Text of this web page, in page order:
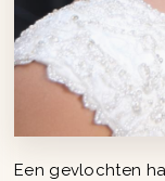
Een gevlochten